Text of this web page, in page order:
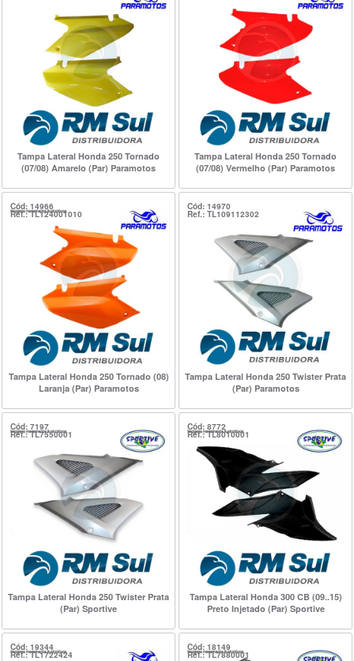
Tampa Lateral Honda 250 Tornado
(07/08) Amarelo (Par) Paramotos
Tampa Lateral Honda 250 Tornado
(07/08) Vermelho (Par) Paramotos
Cód: 14966
Ref.: TL124001010
Tampa Lateral Honda 250 Tornado (08)
Laranja (Par) Paramotos
Cód: 14970
Ref.: TL109112302
Tampa Lateral Honda 250 Twister Prata
(Par) Paramotos
Cód: 7197
Ref.: TL7550001
Tampa Lateral Honda 250 Twister Prata
(Par) Sportive
Cód: 8772
Ref.: TL8010001
Tampa Lateral Honda 300 CB (09..15)
Preto Injetado (Par) Sportive
Cód: 19344
Ref.: TL1722424
Cód: 18149
Ref.: TL7880001